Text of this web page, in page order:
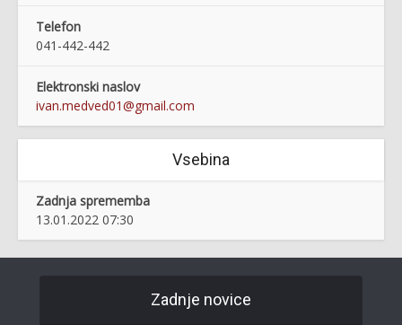
Telefon
041-442-442
Elektronski naslov
ivan.medved01@gmail.com
Vsebina
Zadnja sprememba
13.01.2022 07:30
Zadnje novice